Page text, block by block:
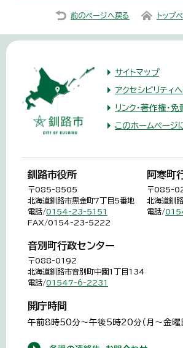
前のページへ戻る トップ
サイトマップ
アクセシビリティ
リンク・著作権・
このホームページ
釧路市役所
〒085-8505
北海道釧路市黒金町7丁目5番地
電話/0154-23-5151
FAX/0154-23-5222
阿寒町
〒085-
北海道釧
電話/
音別町行政センター
〒088-0192
北海道釧路市音別町中園1丁目134
電話/01547-6-2231
開庁時間
午前8時50分～午後5時20分（月～金曜